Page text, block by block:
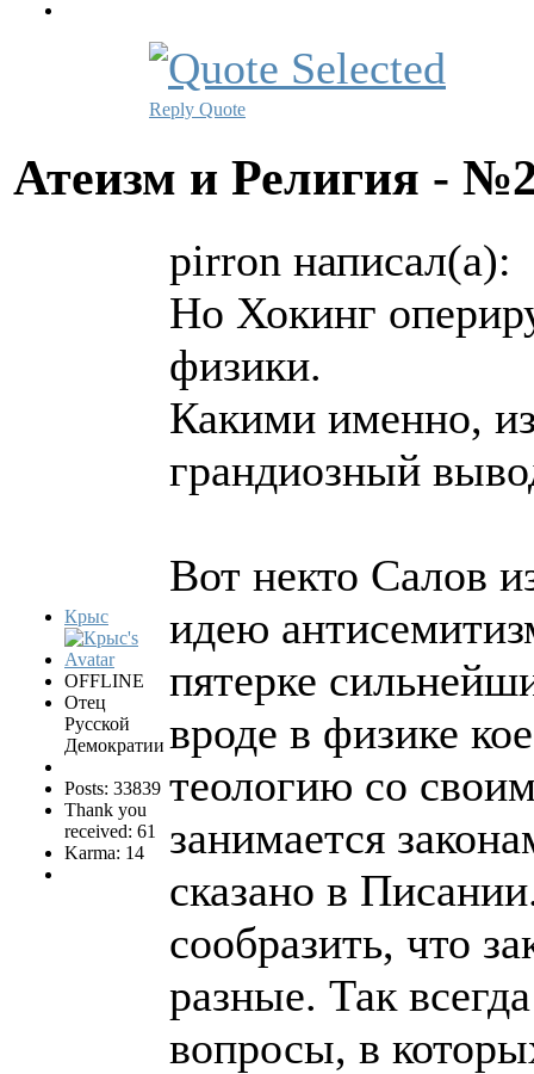
Reply Quote
Атеизм и Религия -
Крыс
OFFLINE
Отец
Русской
Демократии
Posts: 33839
Thank you
received: 61
Karma: 14
pirron написал(а):
Но Хокинг
физики.
Какими именно,
грандиозный
Вот некто Салов
идею
пятерке
вроде в физике
теологию со
занимается
сказано в
сообразить, что
разные. Так
вопросы, в